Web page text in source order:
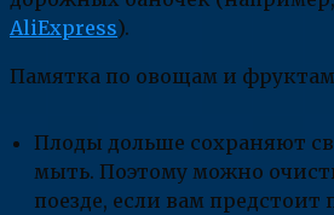
AliExpress).
Памятка по овощам и
Плоды дольше сохраняют
мыть. Поэтому можно
поезде, если вам предстоит